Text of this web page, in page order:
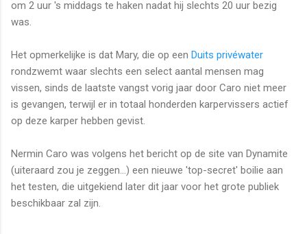
om 2 uur 's middags te haken nadat hij slechts 20 uur bezig
was.
Het opmerkelijke is dat Mary, die op een Duits privéwater
rondzwemt waar slechts een select aantal mensen mag
vissen, sinds de laatste vangst vorig jaar door Caro niet meer
is gevangen, terwijl er in totaal honderden karpervissers actief
op deze karper hebben gevist.
Nermin Caro was volgens het bericht op de site van Dynamite
(uiteraard zou je zeggen...) een nieuwe 'top-secret' boilie aan
het testen, die uitgekiend later dit jaar voor het grote publiek
beschikbaar zal zijn.